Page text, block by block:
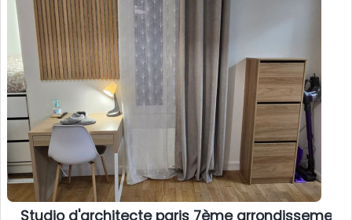
Studio d'architecte paris 7ème arrondissement